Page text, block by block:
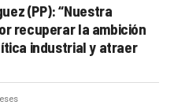
(PP): “Nuestra
recuperar la ambición
industrial y atraer